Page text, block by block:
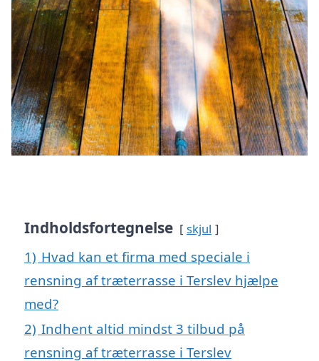
Indholdsfortegnelse skjul
1) Hvad kan et firma med speciale i
rensning af træterrasse i Terslev hjælpe
med?
2) Indhent altid mindst 3 tilbud på
rensning af træterrasse i Terslev